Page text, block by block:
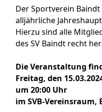
Der Sportverein Baindt
alljährliche
Hierzu sind alle
des SV Baindt recht
Die Veranstaltung
Freitag, den
um 20:00 Uhr
im SVB-Vereinsraum,